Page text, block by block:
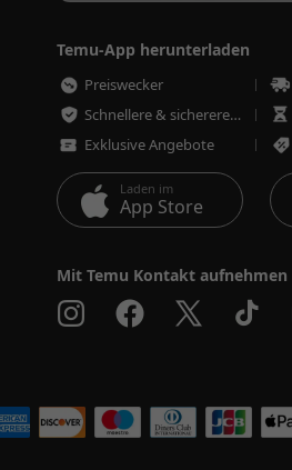
Temu-App herunterladen
Preiswecker
Schnellere & sicherere Bestellungen
Exklusive Angebote
Laden im
App Store
Mit Temu Kontakt aufnehmen